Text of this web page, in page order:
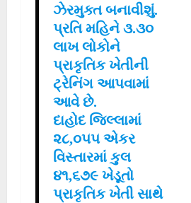
ઝેરમુક્ત બનાવીશું.
પ્રતિ મહિને ૩.૩૦
લાખ લોકોને
પ્રાકૃતિક ખેતીની
ટ્રેનિંગ આપવામાં
આવે છે.
દાહોદ જિલ્લામાં
૨૮,૦૫૫ એકર
વિસ્તારમાં કુલ
૪૧,૬૭૯ ખેડૂતો
પ્રાકૃતિક ખેતી સાથે